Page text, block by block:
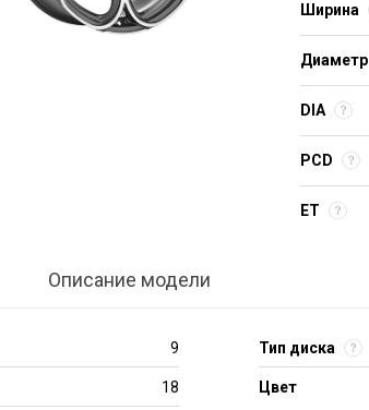
Ширина
Диаметр
DIA
PCD
ET
Описание модели
9
18
Тип диска
Цвет